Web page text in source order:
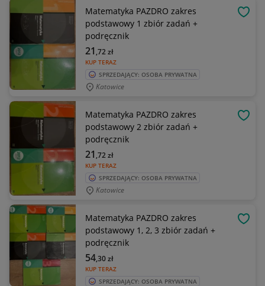
Matematyka PAZDRO zakres
podstawowy 1 zbiór zadań +
podręcznik
KUP TERAZ
21 ,72zł
SPRZEDAJĄCY: OSOBA PRYWATNA
Katowice
Matematyka PAZDRO zakres
podstawowy 2 zbiór zadań +
podręcznik
KUP TERAZ
21 ,72zł
SPRZEDAJĄCY: OSOBA PRYWATNA
Katowice
Matematyka PAZDRO zakres
podstawowy 1, 2, 3 zbiór zadań +
podręcznik
KUP TERAZ
54,30zł
SPRZEDAJĄCY: OSOBA PRYWATNA